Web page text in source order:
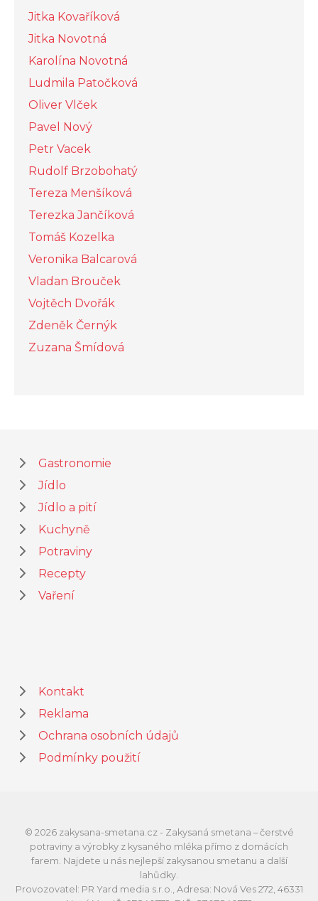
Jitka Kovaříková
Jitka Novotná
Karolína Novotná
Ludmila Patočková
Oliver Vlček
Pavel Nový
Petr Vacek
Rudolf Brzobohatý
Tereza Menšíková
Terezka Jančíková
Tomáš Kozelka
Veronika Balcarová
Vladan Brouček
Vojtěch Dvořák
Zdeněk Černýk
Zuzana Šmídová
Gastronomie
Jídlo
Jídlo a pití
Kuchyně
Potraviny
Recepty
Vaření
Kontakt
Reklama
Ochrana osobních údajů
Podmínky použití
© 2026 zakysana-smetana.cz - Zakysaná smetana – čerstvé
potraviny a výrobky z kysaného mléka přímo z domácích
farem. Najdete u nás nejlepší zakysanou smetanu a další
lahůdky.
Provozovatel: PR Yard media s.r.o., Adresa: Nová Ves 272, 46331